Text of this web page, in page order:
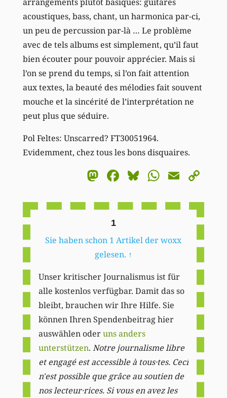
acoustiques, bass, chant, un harmonica par-ci,
un peu de percussion par-là … Le problème
avec de tels albums est simplement, qu’il faut
bien écouter pour pouvoir apprécier. Mais si
l’on se prend du temps, si l’on fait attention
aux textes, la beauté des mélodies fait souvent
mouche et la sincérité de l’interprétation ne
peut plus que séduire.
Pol Feltes: Unscarred? FT30051964.
Evidemment, chez tous les bons disquaires.
Mastodon
Facebook
BlueskyEmail
1
Sie haben schon 1 Artikel der woxx
gelesen. ↑
Unser kritischer Journalismus ist für
alle kostenlos verfügbar. Damit das so
bleibt, brauchen wir Ihre Hilfe. Sie
können Ihren Spendenbeitrag hier
auswählen oderuns anders
unterstützen. Notre journalisme libre
et engagé est accessible à tous·tes. Ceci
n'est possible que grâce au soutien de
nos lecteur·rices. Si vous en avez les